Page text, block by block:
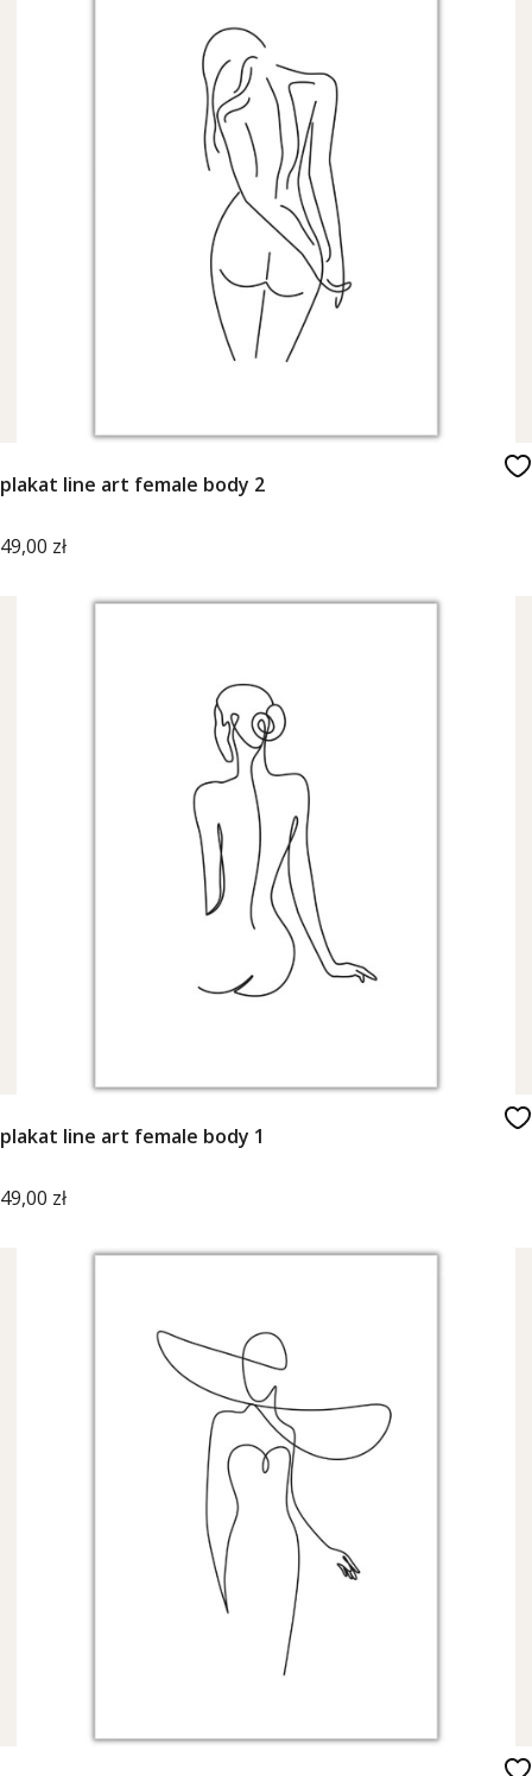
plakat line art female body 2
Cena
49,00 zł
plakat line art female body 1
Cena
49,00 zł